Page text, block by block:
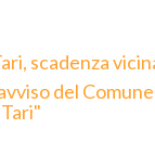
scadenza
del